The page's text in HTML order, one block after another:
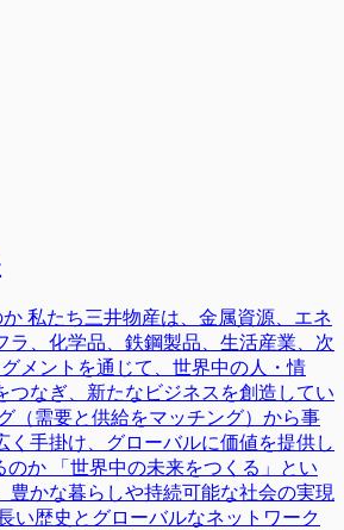
私たち三井物産は、金属資源、エネ
ラ、化学品、鉄鋼製品、生活産業、次
メントを通じて、世界中の人・情
つなぎ、新たなビジネスを創造してい
（需要と供給をマッチング）から事
く手掛け、グローバルに価値を提供し
のか 「世界中の未来をつくる」とい
豊かな暮らしや持続可能な社会の実現
い歴史とグローバルなネットワーク